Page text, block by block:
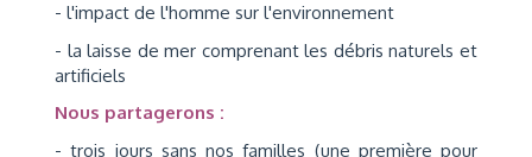
- l'impact de l'homme sur l'environnement
- la laisse de mer comprenant les débris naturels et
artificiels
Nous partagerons :
- trois jours sans nos familles (une première pour